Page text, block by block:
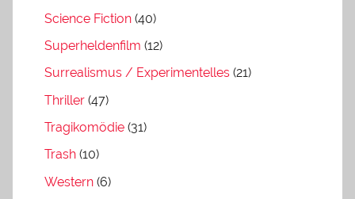
Science Fiction (40)
Superheldenfilm (12)
Surrealismus / Experimentelles (21)
Thriller (47)
Tragikomödie (31)
Trash (10)
Western (6)